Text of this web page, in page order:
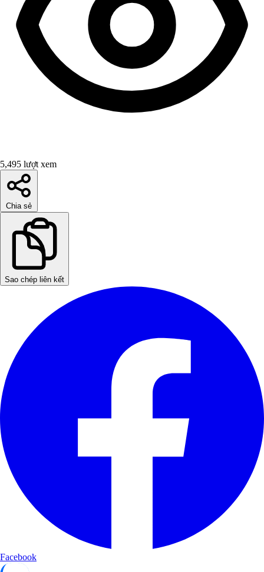
5,495 lượt xem
Chia sẻ
Sao chép liên kết
Facebook